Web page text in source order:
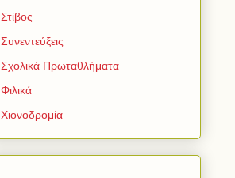
Στίβος
Συνεντεύξεις
Σχολικά Πρωταθλήματα
Φιλικά
Χιονοδρομία